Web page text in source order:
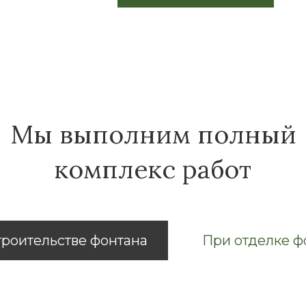
Мы выполним полный
комплекс работ
фонтана При отделке